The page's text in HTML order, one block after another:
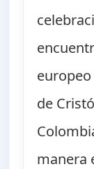
de
manera